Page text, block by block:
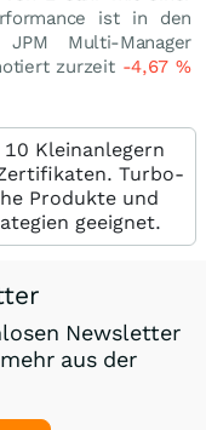
ist in den
Multi-Manager
zurzeit -4,67%
Kleinanlegern
Turbo-
Produkte und
geeignet.
Newsletter
aus der